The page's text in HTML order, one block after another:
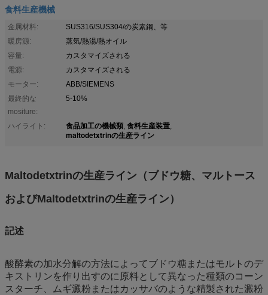
食料生産機械
金属材料:
SUS316/SUS304/の炭素鋼、等
暖房源:
蒸気/熱湯/熱オイル
容量:
カスタマイズされる
電源:
カスタマイズされる
モーター:
ABB/SIEMENS
最終的な
mositure:
5-10%
ハイライト: 食品加工の機械類, 食料生産装置,
maltodetxtrinの生産ライン
Maltodetxtrinの生産ライン（ブドウ糖、マルトース
およびMaltodetxtrinの生産ライン）
記述
酸酵素の加水分解の方法によってブドウ糖またはモルトのデ
キストリンを作り出すのに原料として異なった種類のコーン
スターチ、ムギ澱粉またはカッサバのような精製された澱粉